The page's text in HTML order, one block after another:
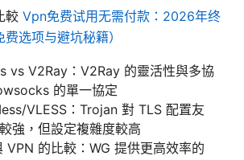
較 Vpn免费试用无需付款：2026年终
选项与避坑秘籍）
vs V2Ray：V2Ray 的靈活性與多協
的單一協定
VLESS：Trojan 對 TLS 配置友
強，但設定複雜度較高
VPN 的比較：WG 提供更高效率的